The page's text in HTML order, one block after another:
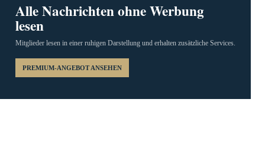
Alle Nachrichten ohne Werbung
lesen
Mitglieder lesen in einer ruhigen Darstellung und erhalten zusätzliche Services.
PREMIUM-ANGEBOT ANSEHEN